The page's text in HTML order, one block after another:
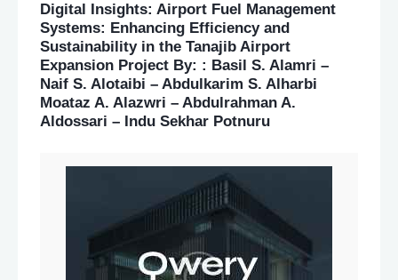
Digital Insights: Airport Fuel Management
Systems: Enhancing Efficiency and
Sustainability in the Tanajib Airport
Expansion Project By: : Basil S. Alamri –
Naif S. Alotaibi – Abdulkarim S. Alharbi
Moataz A. Alazwri – Abdulrahman A.
Aldossari – Indu Sekhar Potnuru